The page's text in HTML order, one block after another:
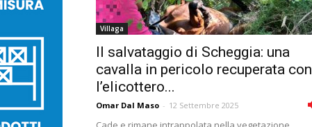
Villaga
Il salvataggio di Scheggia: una
cavalla in pericolo recuperata con
l’elicottero...
Omar Dal Maso - 12 Settembre 2025